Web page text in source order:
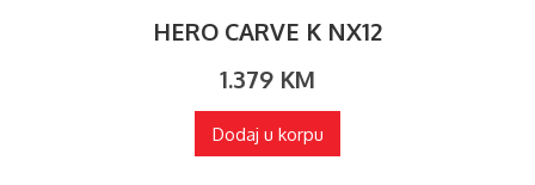
HERO CARVE K NX12
1.379 KM
Dodaj u korpu